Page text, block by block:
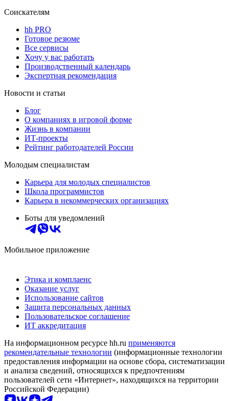
Соискателям
hh PRO
Готовое резюме
Все сервисы
Хочу у вас работать
Производственный календарь
Экспертная рекомендация
Новости и статьи
Блог
О компаниях в игровой форме
Жизнь в компании
ИТ-проекты
Рейтинг работодателей России
Молодым специалистам
Карьера для молодых специалистов
Школа программистов
Карьера в некоммерческих организациях
Боты для уведомлений
Мобильное приложение
Этика и комплаенс
Оказание услуг
Использование сайтов
Защита персональных данных
Пользовательское соглашение
ИТ аккредитация
На информационном ресурсе hh.ru применяются
рекомендательные технологии (информационные технологии
предоставления информации на основе сбора, систематизации
и анализа сведений, относящихся к предпочтениям
пользователей сети «Интернет», находящихся на территории
Российской Федерации)